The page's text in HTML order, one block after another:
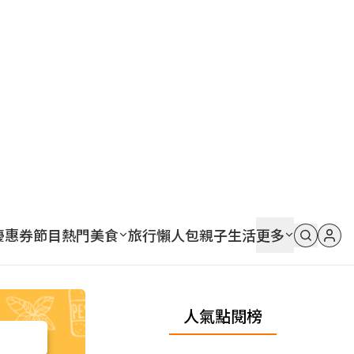
惠券節目熱門美食 旅行懶人包親子生活更多
人氣點閱榜